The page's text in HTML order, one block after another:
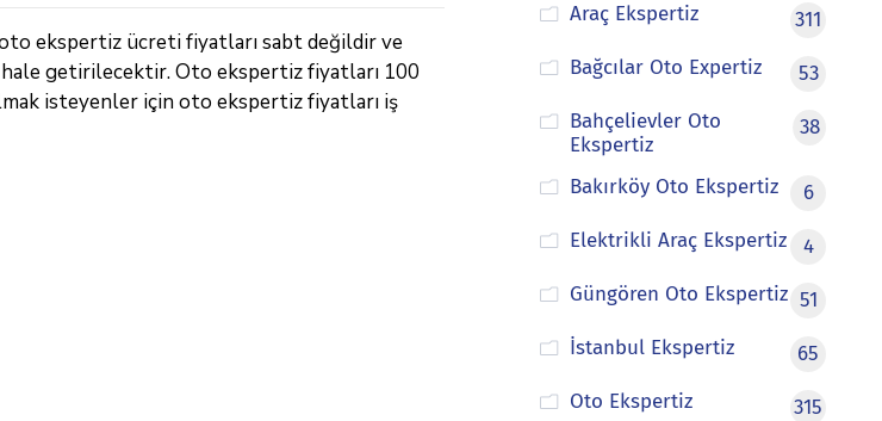
ekspertiz ücreti fiyatları sabt değildir ve
getirilecektir. Oto ekspertiz fiyatları 100
isteyenler için oto ekspertiz fiyatları iş
Araç Ekspertiz
311
Bağcılar Oto Expertiz
53
Bahçelievler Oto
Ekspertiz
38
Bakırköy Oto Ekspertiz
6
Elektrikli Araç Ekspertiz
4
Güngören Oto Ekspertiz 51
İstanbul Ekspertiz
65
Oto Ekspertiz
315